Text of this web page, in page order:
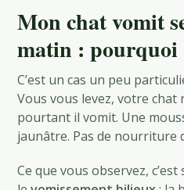
Mon chat vomit
matin : pourquoi
C’est un cas un peu
Vous vous levez, votre chat
pourtant il vomit. Une
jaunâtre. Pas de nourriture
Ce que vous observez,